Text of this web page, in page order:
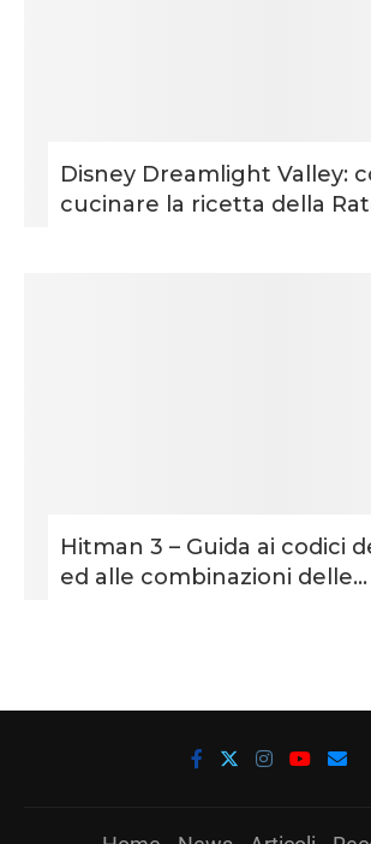
Disney Dreamlight Valley:
cucinare la ricetta della
Hitman 3 – Guida ai codici
ed alle combinazioni delle...